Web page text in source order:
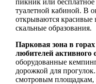
пикник или
туалетной кабиной. В
открываются
скальные образования.
Парковая зона в
любителей активного
оборудованные
дорожкой для
смотровым площадкам,